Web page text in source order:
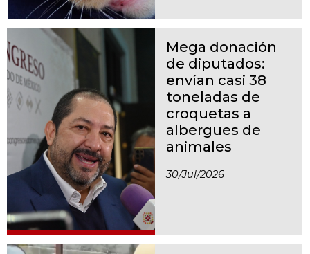
Mega donación
de diputados:
envían casi 38
toneladas de
croquetas a
albergues de
animales
30/jul/2026